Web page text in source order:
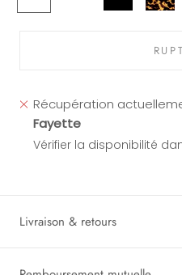
Gris
Récupération
Fayette
Vérifier la disponibilité
Livraison & retours